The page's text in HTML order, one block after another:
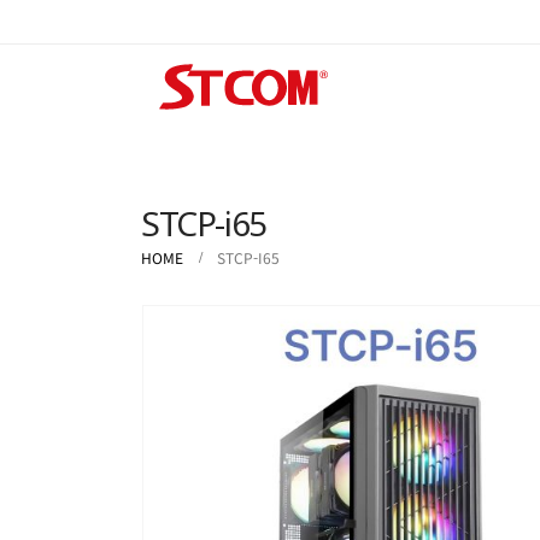
STCP-i65
HOME STCP-I65